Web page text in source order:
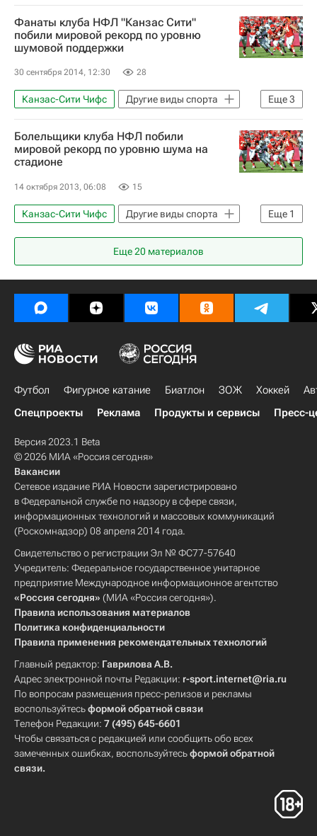
Национальная футбольная лига (НФЛ)
Фанаты клуба НФЛ "Канзас Сити"
побили мировой рекорд по уровню
шумовой поддержки
30 сентября 2014, 12:30 28
Еще3
Канзас-Сити Чифс
Другие виды спорта
Футбол
Спорт
Национальная футбольная лига (НФЛ)
Болельщики клуба НФЛ побили
мировой рекорд по уровню шума на
стадионе
14 октября 2013, 06:08 15
Еще 1
Канзас-Сити Чифс
Другие виды спорта
Национальная футбольная лига (НФЛ)
Еще20 материалов
Футбол Фигурное катание Биатлон ЗОЖ Хоккей
Спецпроекты
Реклама Продукты и сервисы Пресс-
Версия 2023.1 Beta
© 2026 МИА «Россия сегодня»
Вакансии
Сетевое издание РИА Новости зарегистрировано
в Федеральной службе по надзору в сфере связи,
информационных технологий и массовых коммуникаций
(Роскомнадзор) 08 апреля 2014 года.
Свидетельство о регистрации Эл № ФС77-57640
Учредитель: Федеральное государственное унитарное
предприятие Международное информационное агентство
«Россия сегодня» (МИА «Россия сегодня»).
Правила использования материалов
Политика конфиденциальности
Правила применения рекомендательных технологий
Главный редактор: Гаврилова А.В.
Адрес электронной почты Редакции: r-sport.internet@ria.ru
По вопросам размещения пресс-релизов и рекламы
воспользуйтесьформой обратной связи
Телефон Редакции: 7 (495) 645-6601
Чтобы связаться с редакцией или сообщить обо всех
замеченных ошибках, воспользуйтесьформой обратной
связи.